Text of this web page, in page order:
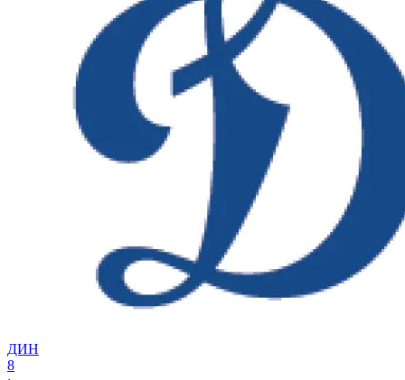
ДИН
8